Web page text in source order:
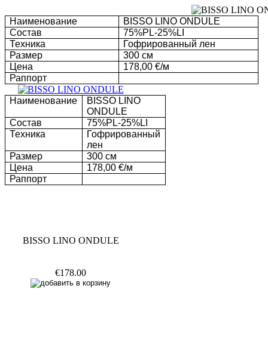
Наименование
BISSO LINO ONDULE
Состав
75%PL-25%LI
Техника
Гофрированный лен
Размер
300cм
Цена
178,00 €/м
Раппорт
Наименование
BISSO LINO
ONDULE
Состав
75%PL-25%LI
Техника
Гофрированный
лен
Размер
300cм
Цена
178,00 €/м
Раппорт
BISSO LINO ONDULE
€178.00